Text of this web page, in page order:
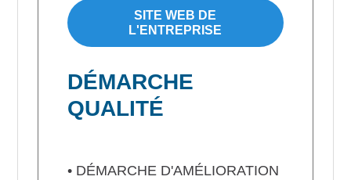
SITE WEB DE
L'ENTREPRISE
DÉMARCHE
QUALITÉ
• DÉMARCHE D'AMÉLIORATION